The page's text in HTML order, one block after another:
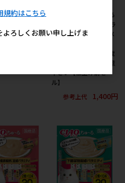
ちゅ～るグル
ィ 14g×120本
(直送)］CIAO ちゅ～る
1歳までの子ねこ用バラ
エティ 14g×20本 ※メ
位・最低発注数量(混載
50ケース以上)にご注意
下さい【値上げ前セー
ル】
参考上代
1,400円
規約はこちら
ろしくお願い申し上げま